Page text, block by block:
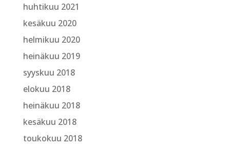
huhtikuu 2021
kesäkuu 2020
helmikuu 2020
heinäkuu 2019
syyskuu 2018
elokuu 2018
heinäkuu 2018
kesäkuu 2018
toukokuu 2018